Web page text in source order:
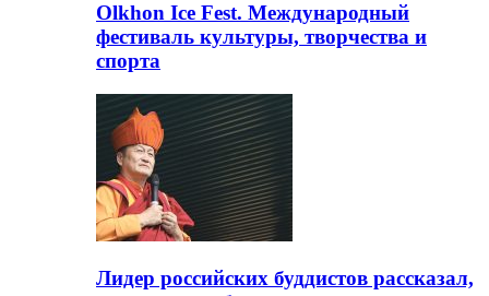
Olkhon Ice Fest. Международный
фестиваль культуры, творчества и
спорта
Лидер российских буддистов рассказал,